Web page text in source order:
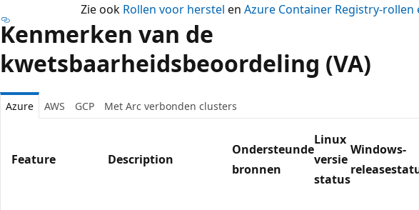
Zie ook Rollen voor herstel en Azure Container Registry-
Kenmerken van de
kwetsbaarheidsbeoordeling (VA)
Azure AWS GCP Met Arc verbonden clusters
Feature Description
Ondersteunde
bronnen
Linux
versie
status
Windows-